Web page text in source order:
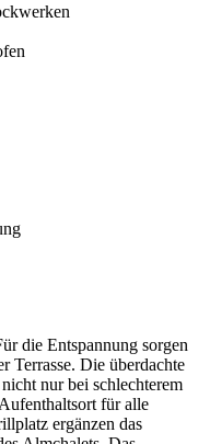
die Entspannung sorgen
Terrasse. Die überdachte
nur bei schlechterem
für alle
ergänzen das